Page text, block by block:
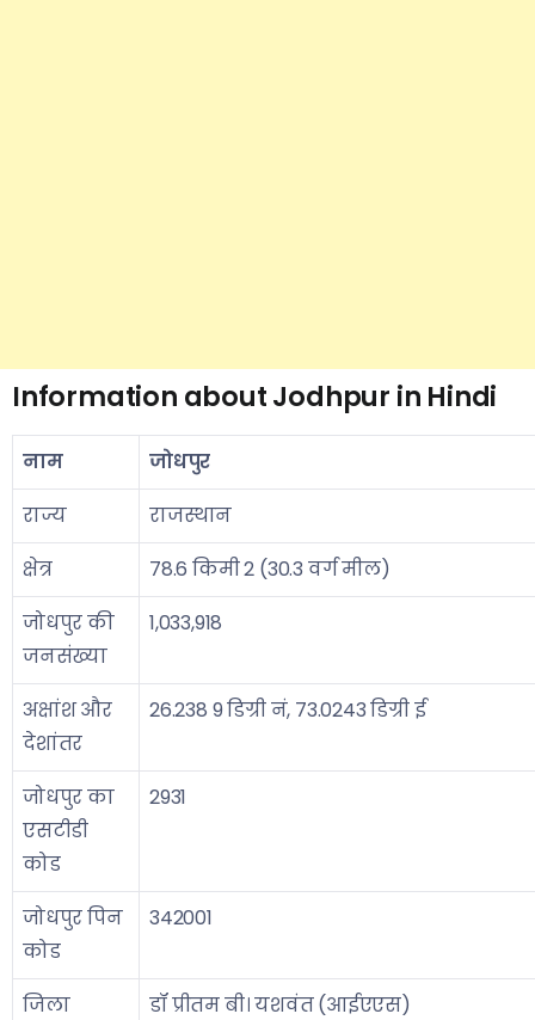
Information about Jodhpur in Hindi
नाम
जोधपुर
राज्य
राजस्थान
क्षेत्र
78.6 किमी 2 (30.3 वर्ग मील)
जोधपुर की
जनसंख्या
1,033,918
अक्षांश और
देशांतर
26.238 9 डिग्री नं, 73.0243 डिग्री ई
जोधपुर का
एसटीडी
कोड
2931
जोधपुर पिन
कोड
342001
जिला डॉ प्रीतम बी। यशवंत (आईएएस)